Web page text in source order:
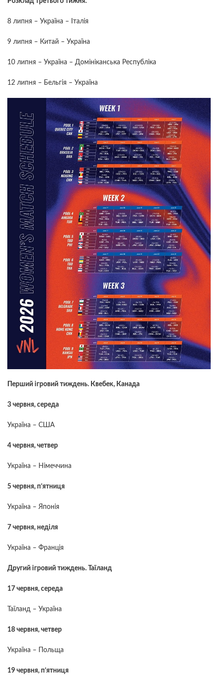
8 липня – Україна – Італія
9 липня – Китай – Україна
10 липня – Україна – Домініканська Республіка
12 липня – Бельгія – Україна
Перший ігровий тиждень. Квебек, Канада
3 червня, середа
Україна – США
4 червня, четвер
Україна – Німеччина
5 червня, п’ятниця
Україна – Японія
7 червня, неділя
Україна – Франція
Другий ігровий тиждень. Таїланд
17 червня, середа
Таїланд – Україна
18 червня, четвер
Україна – Польща
19 червня, п’ятниця